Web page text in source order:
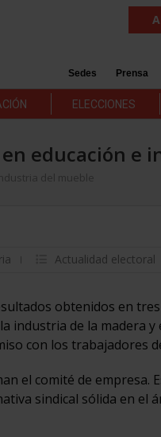
Sedes Prensa
ELECCIONES
educación e
del mueble
Actualidad electoral
obtenidos en
industria de la madera y
con los trabajadores
el comité de empresa.
sindical sólida en el